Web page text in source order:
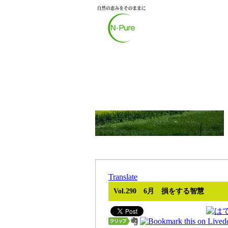
Translate
Vol.290 6月 損をする智慧